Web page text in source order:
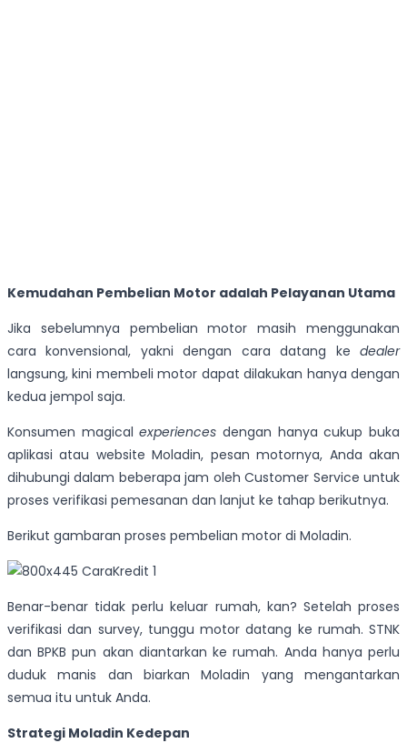
Kemudahan Pembelian Motor adalah Pelayanan Utama
Jika sebelumnya pembelian motor masih menggunakan
cara konvensional, yakni dengan cara datang ke dealer
langsung, kini membeli motor dapat dilakukan hanya dengan
kedua jempol saja.
Konsumen magical experiences dengan hanya cukup buka
aplikasi atau website Moladin, pesan motornya, Anda akan
dihubungi dalam beberapa jam oleh Customer Service untuk
proses verifikasi pemesanan dan lanjut ke tahap berikutnya.
Berikut gambaran proses pembelian motor di Moladin.
Benar-benar tidak perlu keluar rumah, kan? Setelah proses
verifikasi dan survey, tunggu motor datang ke rumah. STNK
dan BPKB pun akan diantarkan ke rumah. Anda hanya perlu
duduk manis dan biarkan Moladin yang mengantarkan
semua itu untuk Anda.
Strategi Moladin Kedepan